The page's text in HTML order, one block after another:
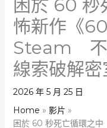
困於 60
怖新作《
Steam 不
線索破解
2026 年 5 月 25 日
Home
影片
困於 60 秒死亡循環之